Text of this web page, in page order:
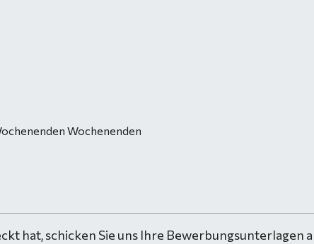
Wochenenden
hat, schicken Sie uns Ihre Bewerbungsunterlagen